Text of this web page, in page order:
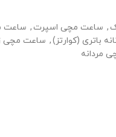
, ساعت مچی اسپرت , ساعت
باتری (کوارتز), ساعت مچی
مردانه